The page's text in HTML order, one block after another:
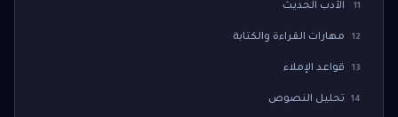
11 الأدب الحديث
12 مهارات القراءة والكتابة
13 قواعد الإملاء
14 تحليل النصوص